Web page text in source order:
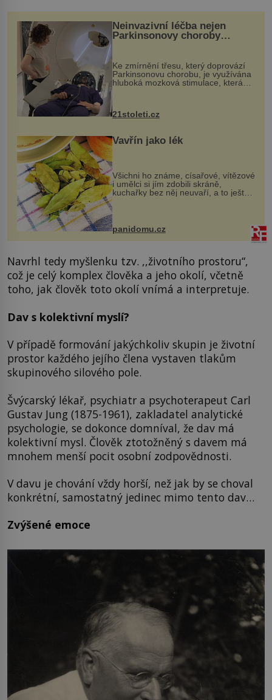
Neinvazivní léčba nejen
Parkinsonovy choroby
Ke zmírnění třesu, který doprovází
Parkinsonovu chorobu, je využívána
hluboká mozková stimulace, která
však vyžaduje vysoce invazivní
zákrok. Ultrazvuk zase není vhodný
k dostatečně přesnému zacílení ...
21stoleti.cz
Vavřín jako lék
Všichni ho známe, císařové, vítězové
i umělci si jím zdobili skráně,
kuchařky bez něj neuvaří, a to ještě
nevíte, že bobkový list může výrazně
zmírnit některé naše neduhy.
Obsahuje v malém množství ně...
panidomu.cz
Navrhl tedy myšlenku tzv. ,,životního prostoru“,
což je celý komplex člověka a jeho okolí, včetně
toho, jak člověk toto okolí vnímá a interpretuje.
Dav s kolektivní myslí?
V případě formování jakýchkoliv skupin je životní
prostor každého jejího člena vystaven tlakům
skupinového silového pole.
Švýcarský lékař, psychiatr a psychoterapeut Carl
Gustav Jung (1875-1961), zakladatel analytické
psychologie, se dokonce domníval, že dav má
kolektivní mysl. Člověk ztotožněný s davem má
mnohem menší pocit osobní zodpovědnosti.
V davu je chování vždy horší, než jak by se choval
konkrétní, samostatný jedinec mimo tento dav…
Zvýšené emoce